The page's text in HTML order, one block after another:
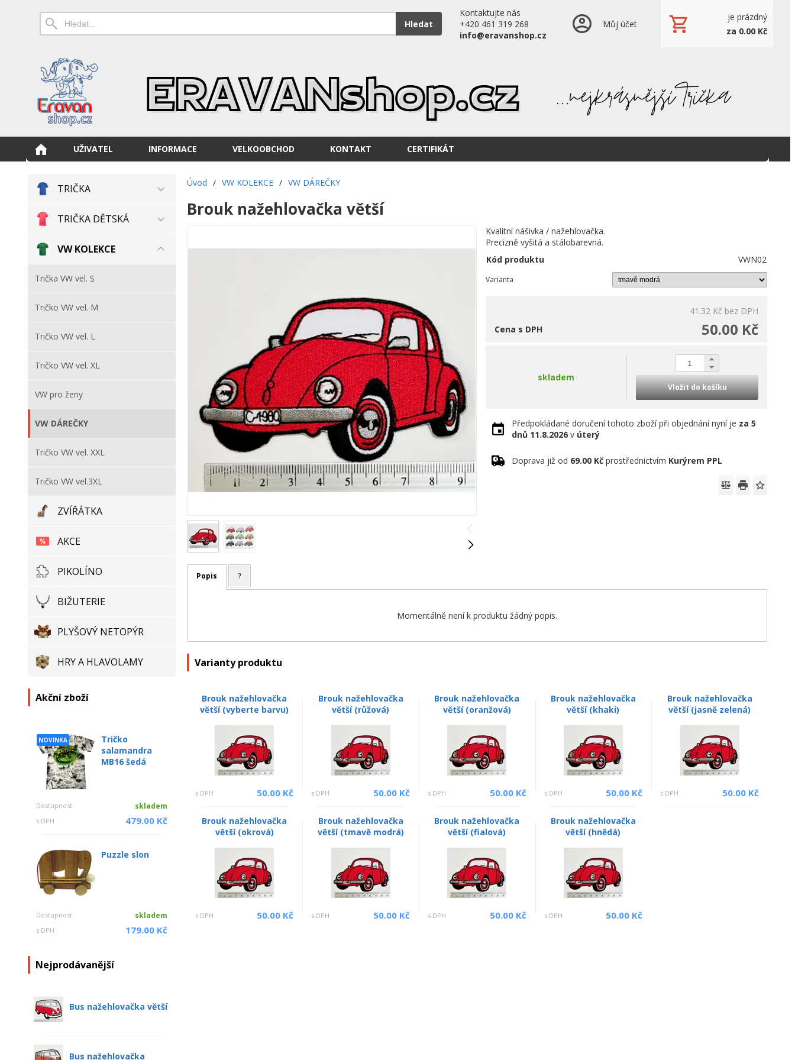
Hledat
Kontaktujte nás
+420 461 319 268
info@eravanshop.cz
Můj účet
je prázdný
za 0.00 Kč
UŽIVATEL INFORMACE VELKOOBCHOD KONTAKT CERTIFIKÁT
TRIČKA
TRIČKA DĚTSKÁ
VW KOLEKCE
Trička VW vel. S
Tričko VW vel. M
Tričko VW vel. L
Tričko VW vel. XL
VW pro ženy
VW DÁREČKY
Tričko VW vel. XXL
Tričko VW vel.3XL
ZVÍŘÁTKA
AKCE
PIKOLÍNO
BIŽUTERIE
PLYŠOVÝ NETOPÝR
HRY A HLAVOLAMY
Akční zboží
NOVINKA
Tričko
salamandra
MB16 šedá
Dostupnost skladem
s DPH 479.00 Kč
Puzzle slon
Dostupnost skladem
s DPH 179.00 Kč
Nejprodávanější
Bus nažehlovačka větší
Bus nažehlovačka
Úvod / VW KOLEKCE / VW DÁREČKY
Brouk nažehlovačka větší
Kvalitní nášivka / nažehlovačka.
Precizně vyšitá a stálobarevná.
Kód produktu
VWN02
Varianta
41.32 Kč bez DPH
50.00 Kč
Cena s DPH
skladem
Vložit do košíku
Předpokládané doručení tohoto zboží při objednání nyní je za 5
dnů 11.8.2026 v úterý
Doprava již od 69.00 Kč prostřednictvím Kurýrem PPL
Popis ?
Momentálně není k produktu žádný popis.
Varianty produktu
Brouk nažehlovačka
větší (vyberte barvu)
s DPH 50.00 Kč
Brouk nažehlovačka
větší (růžová)
s DPH 50.00 Kč
Brouk nažehlovačka
větší (oranžová)
s DPH 50.00 Kč
Brouk nažehlovačka
větší (khaki)
s DPH 50.00 Kč
Brouk nažehlovačka
větší (jasně zelená)
s DPH 50.00 Kč
Brouk nažehlovačka
větší (okrová)
s DPH 50.00 Kč
Brouk nažehlovačka
větší (tmavě modrá)
s DPH 50.00 Kč
Brouk nažehlovačka
větší (fialová)
s DPH 50.00 Kč
Brouk nažehlovačka
větší (hnědá)
s DPH 50.00 Kč